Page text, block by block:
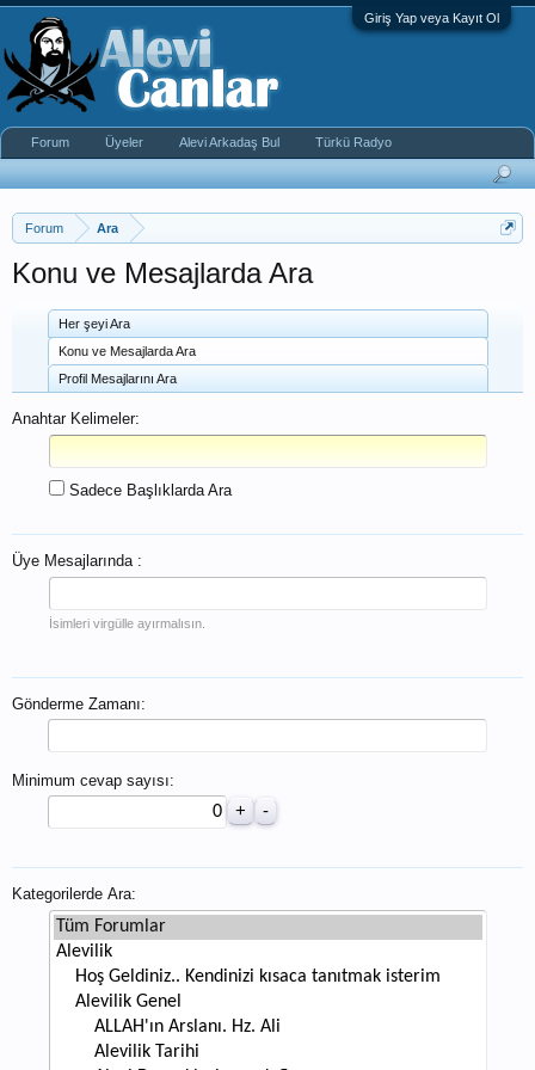
Giriş Yap veya Kayıt Ol
Forum Ara
Konu ve Mesajlarda Ara
Her şeyi Ara
Konu ve Mesajlarda Ara
Profil Mesajlarını Ara
Anahtar Kelimeler:
Sadece Başlıklarda Ara
Üye Mesajlarında :
İsimleri virgülle ayırmalısın.
Gönderme Zamanı:
Minimum cevap sayısı:
Kategorilerde Ara:
Forum Üyeler Alevi Arkadaş Bul Türkü Radyo